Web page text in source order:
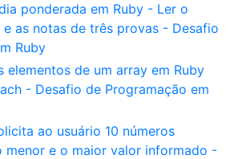
ponderada em Ruby - Ler o
e as notas de três provas - Desafio
Ruby
elementos de um array em Ruby
- Desafio de Programação em
ao usuário 10 números
menor e o maior valor informado -